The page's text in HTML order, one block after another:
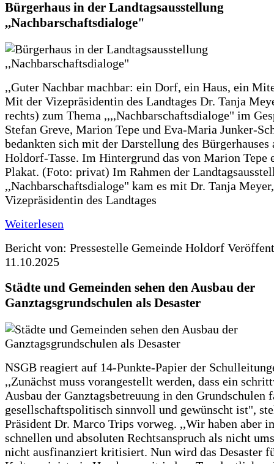
Bürgerhaus in der Landtagsausstellung
,,Nachbarschaftsdialoge"
,,Guter Nachbar machbar: ein Dorf, ein Haus, ein
Mit der Vizepräsidentin des Landtages Dr. Tanja
rechts) zum Thema ,,,,Nachbarschaftsdialoge" im
Stefan Greve, Marion Tepe und Eva-Maria Junker-
bedankten sich mit der Darstellung des Bürgerhauses
Holdorf-Tasse. Im Hintergrund das von Marion Tepe
Plakat. (Foto: privat) Im Rahmen der
,,Nachbarschaftsdialoge" kam es mit Dr. Tanja Meyer,
Vizepräsidentin des Landtages
Weiterlesen
Bericht von: Pressestelle Gemeinde Holdorf
11.10.2025
Städte und Gemeinden sehen den Ausbau der
Ganztagsgrundschulen als Desaster
NSGB reagiert auf 14-Punkte-Papier der
,,Zunächst muss vorangestellt werden, dass ein
Ausbau der Ganztagsbetreuung in den Grundschulen
gesellschaftspolitisch sinnvoll und gewünscht ist",
Präsident Dr. Marco Trips vorweg. ,,Wir haben aber
schnellen und absoluten Rechtsanspruch als nicht
nicht ausfinanziert kritisiert. Nun wird das Desaster